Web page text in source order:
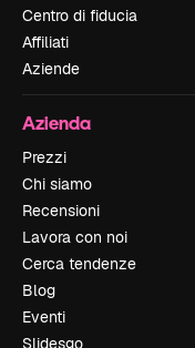
Centro di fiducia
Affiliati
Aziende
Azienda
Prezzi
Chi siamo
Recensioni
Lavora con noi
Cerca tendenze
Blog
Eventi
Slidesgo